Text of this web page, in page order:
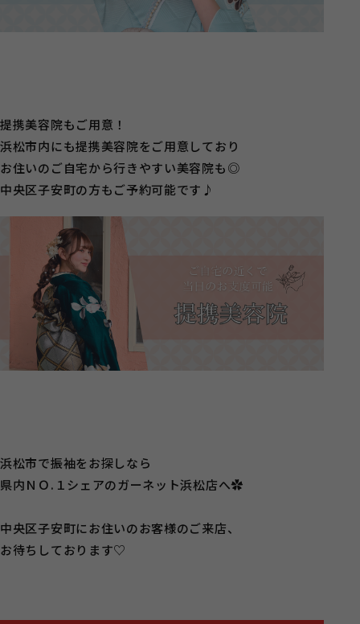
提携美容院もご用意！
浜松市内にも提携美容院をご用意しており
お住いのご自宅から行きやすい美容院も◎
中央区子安町の方もご予約可能です♪
浜松市で振袖をお探しなら
県内ＮＯ.１シェアのガーネット浜松店へ✿
中央区子安町にお住いのお客様のご来店、
お待ちしております♡